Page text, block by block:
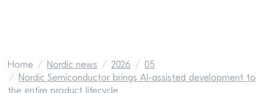
Home Nordic news 2026
05
Nordic Semiconductor brings AI-assisted development to